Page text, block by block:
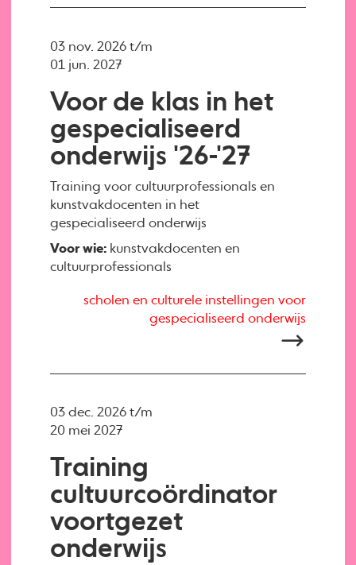
Voor de klas in het
gespecialiseerd
onderwijs '26-'27
Training voor cultuurprofessionals en
kunstvakdocenten in het
gespecialiseerd onderwijs
Voor wie: kunstvakdocenten en
cultuurprofessionals
03 nov. 2026 t/m
01 jun. 2027
scholen en culturele instellingen voor
gespecialiseerd onderwijs
Training
cultuurcoördinator
voortgezet
onderwijs
03 dec. 2026 t/m
20 mei 2027